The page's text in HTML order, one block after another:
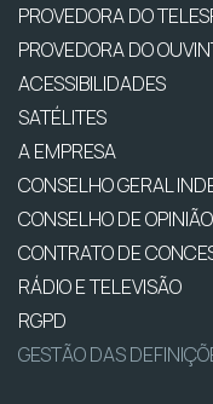
PROVEDORA DO
PROVEDORA DO
ACESSIBILIDADES
SATÉLITES
A EMPRESA
CONSELHO GERAL
CONSELHO DE OPINIÃO
CONTRATO DE
RÁDIO E TELEVISÃO
RGPD
GESTÃO DAS